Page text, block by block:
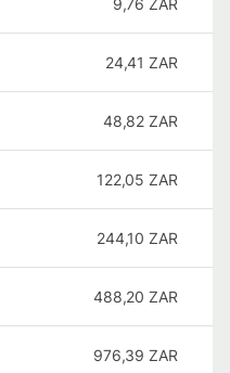
9,76 ZAR
24,41 ZAR
48,82 ZAR
122,05 ZAR
244,10 ZAR
488,20 ZAR
976,39 ZAR